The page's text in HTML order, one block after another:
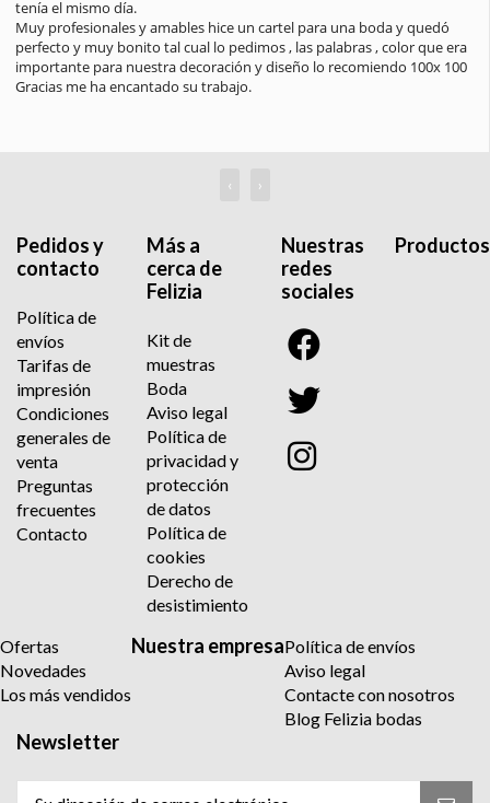
boda y quedó
, color que era
100x 100
primeros que confíe. Muchas gracias por todo.
‹ ›
Pedidos y
contacto
Política de
envíos
Tarifas de
impresión
Condiciones
generales de
venta
Preguntas
frecuentes
Contacto
Más a
cerca de
Felizia
Kit de
muestras
Boda
Aviso legal
Política de
privacidad y
protección
de datos
Política de
cookies
Derecho de
desistimiento
Nuestras
redes
sociales
Productos
Ofertas
Novedades
Los más vendidos
Nuestra empresaPolítica de envíos
Aviso legal
Contacte con nosotros
Blog Felizia bodas
Newsletter